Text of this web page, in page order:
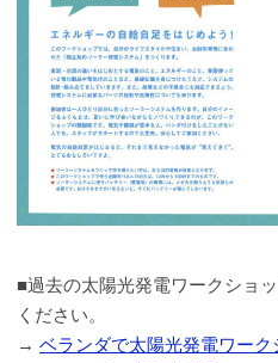
■過去の太陽光発電ワークショ
ください。
→ ベランダで太陽光発電ワー